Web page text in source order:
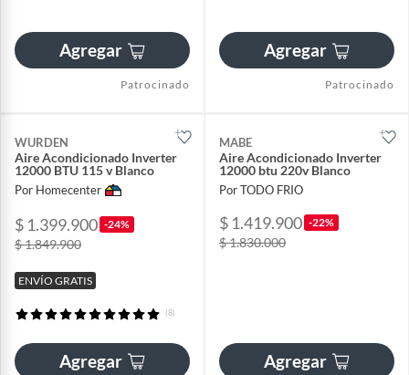
Agregar
Patrocinado
Agregar
Patrocinado
WURDEN
Aire Acondicionado Inverter
12000 BTU 115 v Blanco
Por Homecenter
$ 1.399.900 -24%
$ 1.849.900
ENVÍO GRATIS
(8)
Agregar
MABE
Aire Acondicionado Inverter
12000 btu 220v Blanco
Por TODO FRIO
$ 1.419.900 -22%
$ 1.830.000
Agregar